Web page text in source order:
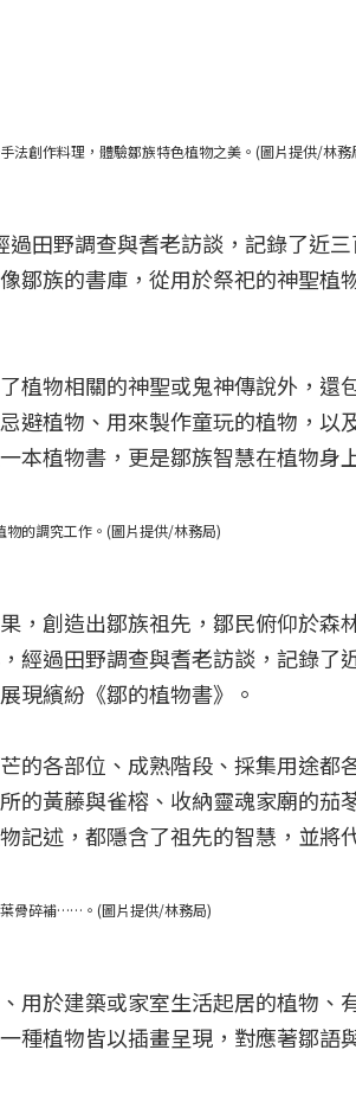
法創作料理，體驗鄒族特色植物之美。(圖片提供/林務
田野調查與耆老訪談，記錄了近
鄒族的書庫，從用於祭祀的神聖植
植物相關的神聖或鬼神傳說外，還
避植物、用來製作童玩的植物，以
本植物書，更是鄒族智慧在植物身
物的調究工作。(圖片提供/林務局)
，創造出鄒族祖先，鄒民俯仰於森
經過田野調查與耆老訪談，記錄了
現繽紛《鄒的植物書》。
各部位、成熟階段、採集用途都
黃藤與雀榕、收納靈魂家廟的茄
述，都隱含了祖先的智慧，並將
葉骨碎補……。(圖片提供/林務局)
用於建築或家室生活起居的植物、
種植物皆以插畫呈現，對應著鄒語